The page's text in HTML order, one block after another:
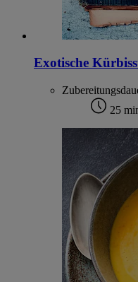
Exotische
25